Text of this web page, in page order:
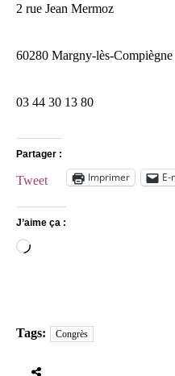
2 rue Jean Mermoz
60280 Margny-lès-Compiègne
03 44 30 13 80
Partager :
Tweet Imprimer E-
J’aime ça :
Chargement…
Tags: Congrès